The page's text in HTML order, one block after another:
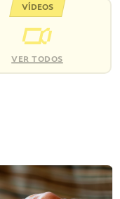
VÍDEOS
VER TODOS